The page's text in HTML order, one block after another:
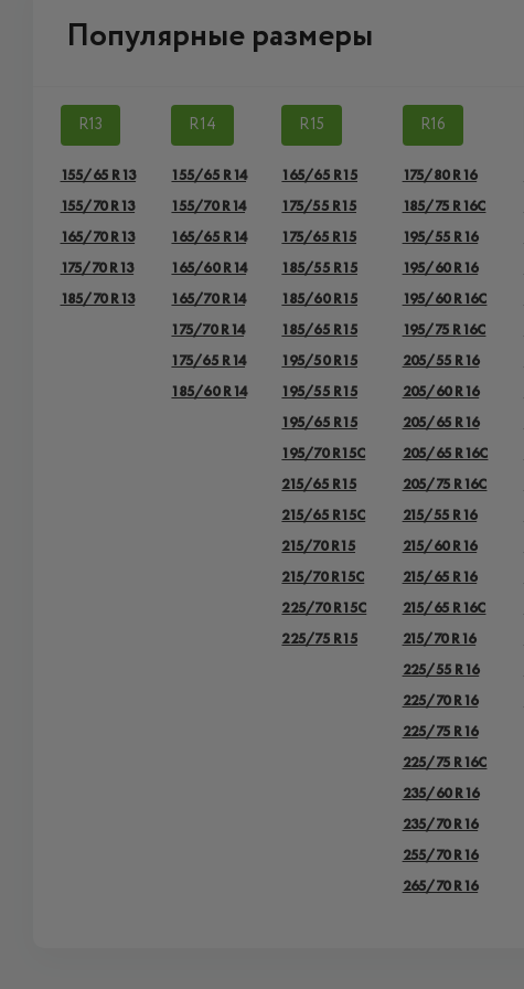
Популярные размеры
R13
155/65 R13
155/70 R13
165/70 R13
175/70 R13
185/70 R13
R14
155/65 R14
155/70 R14
165/65 R14
165/60 R14
165/70 R14
175/70 R14
175/65 R14
185/60 R14
R15
165/65 R15
175/55 R15
175/65 R15
185/55 R15
185/60 R15
185/65 R15
195/50 R15
195/55 R15
195/65 R15
195/70 R15C
215/65 R15
215/65 R15C
215/70 R15
215/70 R15C
225/70 R15C
225/75 R15
R16
175/80 R16
185/75 R16C
195/55 R16
195/60 R16
195/60 R16C
195/75 R16C
205/55 R16
205/60 R16
205/65 R16
205/65 R16C
205/75 R16C
215/55 R16
215/60 R16
215/65 R16
215/65 R16C
215/70 R16
225/55 R16
225/70 R16
225/75 R16
225/75 R16C
235/60 R16
235/70 R16
255/70 R16
265/70 R16